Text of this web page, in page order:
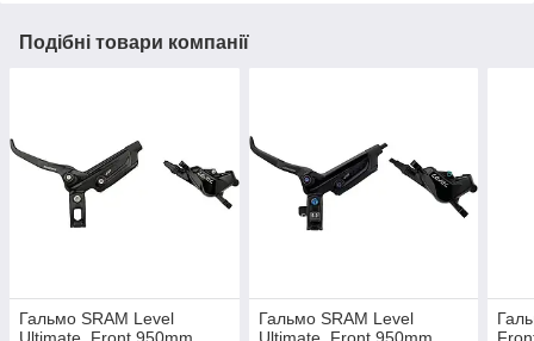
Подібні товари компанії
Гальмо SRAM Level
Гальмо SRAM Level